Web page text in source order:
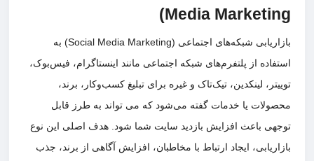
Media
بازاریابی شبکه‌های اجتماعی (Social Media Marketing) به
از پلتفرم‌های شبکه اجتماعی مانند اینستاگرام، فیس‌بوک،
لینکدین، تیک‌تاک و غیره برای تبلیغ کسب‌وکار، برند،
یا خدمات گفته می‌شود که می تواند به طرز قابل
باعث افزایش بازدید سایت شما شود. هدف اصلی این نوع
ایجاد ارتباط با مخاطبان، افزایش آگاهی از برند، جذب